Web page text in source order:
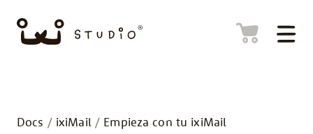
Docs / ixiMail/ Empieza con tu ixiMail